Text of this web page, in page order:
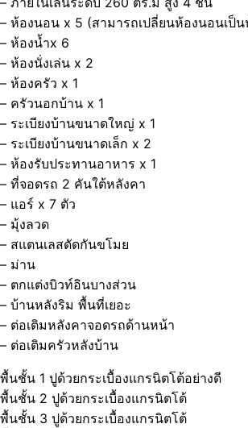
– ห้องนอน x 5 (สามารถเปลี่ยนห้องนอนเป็น
– ห้องน้ำx 6
– ห้องนั่งเล่น x 2
– ห้องครัว x 1
– ครัวนอกบ้าน x 1
– ระเบียงบ้านขนาดใหญ่ x 1
– ระเบียงบ้านขนาดเล็ก x 2
– ห้องรับประทานอาหาร x 1
– ที่จอดรถ 2 คันใต้หลังคา
– แอร์ x 7 ตัว
– มุ้งลวด
– สแตนเลสดัดกันขโมย
– ม่าน
– ตกแต่งบิวท์อินบางส่วน
– บ้านหลังริม พื้นที่เยอะ
– ต่อเติมหลังคาจอดรถด้านหน้า
– ต่อเติมครัวหลังบ้าน
พื้นชั้น 1 ปูด้วยกระเบื้องแกรนิตโต้อย่างดี
พื้นชั้น 2 ปูด้วยกระเบื้องแกรนิตโต้
พื้นชั้น 3 ปูด้วยกระเบื้องแกรนิตโต้